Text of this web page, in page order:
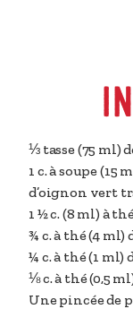
⅓ tasse (75 ml)
1 c. à soupe (15
d’oignon vert
1 ½ c. (8 ml) à
¾ c. à thé (4 ml)
¼ c. à thé (1 ml)
⅛ c. à thé (0,5
Une pincée de